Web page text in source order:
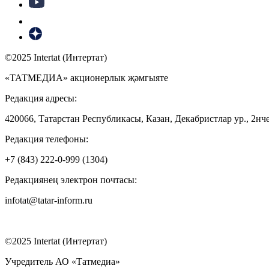
©2025 Intertat (Интертат)
«ТАТМЕДИА» акционерлык җәмгыяте
Редакция адресы:
420066, Татарстан Республикасы, Казан, Декабристлар ур.,
Редакция телефоны:
+7 (843) 222-0-999 (1304)
Редакциянең электрон почтасы:
infotat@tatar-inform.ru
©2025 Intertat (Интертат)
Учредитель АО «Татмедиа»